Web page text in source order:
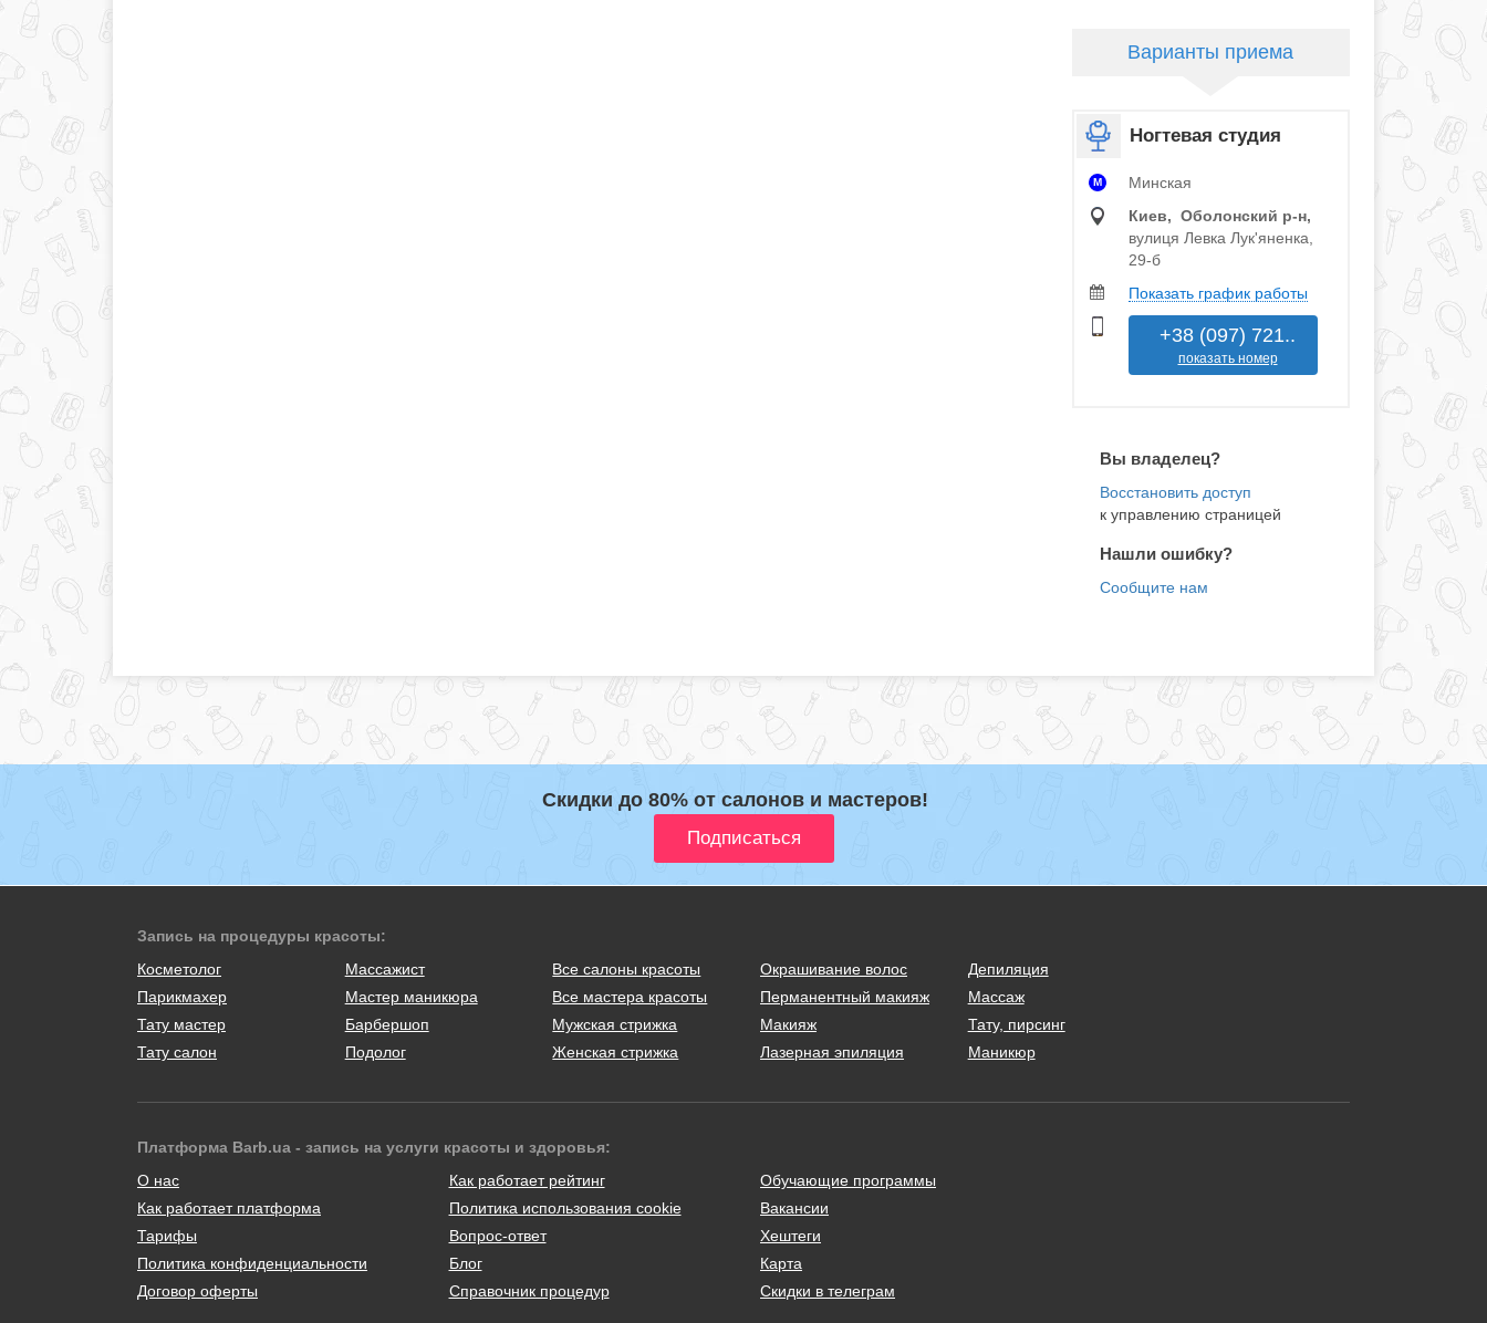
Варианты приема
Ногтевая студия
M
Минская
Киев, Оболонский р‑н,
вулиця Левка Лук'яненка,
29-б
Показать график работы
+38 (097) 721..
показать номер
Вы владелец?
к управлению страницей
Нашли ошибку?
Скидки до 80% от салонов и мастеров!
Запись на процедуры красоты:
Косметолог
Массажист
Парикмахер
Мастер маникюра
Тату мастер
Барбершоп
Тату салон
Подолог
Все салоны красоты
Все мастера красоты
Мужская стрижка
Женская стрижка
Окрашивание волос
Перманентный макияж
Макияж
Лазерная эпиляция
Депиляция
Массаж
Тату, пирсинг
Маникюр
Платформа Barb.ua - запись на услуги красоты и здоровья:
О нас
Как работает платформа
Тарифы
Политика конфиденциальности
Договор оферты
Как работает рейтинг
Политика использования cookie
Вопрос-ответ
Блог
Справочник процедур
Обучающие программы
Вакансии
Хештеги
Карта
Скидки в телеграм